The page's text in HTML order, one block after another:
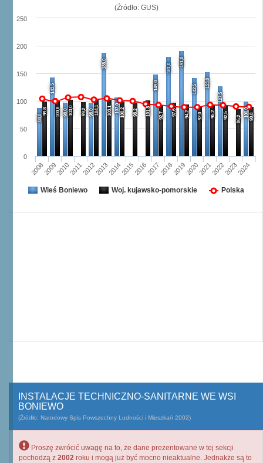
(Źródło: GUS)
88,0
143,5
98,0 98,0
188,0
107,0
149,0
181,0
191,0
142,5
153,0
127,5
100,0
99,8 100,8 103,0 99,2 104,1 103,1 100,2 98,2 101,8 92,7 97,6 94,2 92,0 95,2 92,5 86,2 90,8
20082009201020112012201320142015201620172018201920202021202220232024
0
50
100
150
200
250
Wieś Boniewo Woj. kujawsko-pomorskie Polska
INSTALACJE TECHNICZNO-SANITARNE WE WSI
BONIEWO
(Źródło: Narodowy Spis Powszechny Ludności i Mieszkań 2002)
Proszę zwrócić uwagę na to, że dane prezentowane w tej sekcji
pochodzą z 2002 roku i mogą już być mocno nieaktualne. Jednakże są to